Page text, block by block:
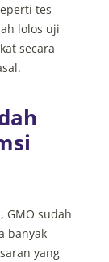
tes
lolos uji
secara
GMO sudah
banyak
yang